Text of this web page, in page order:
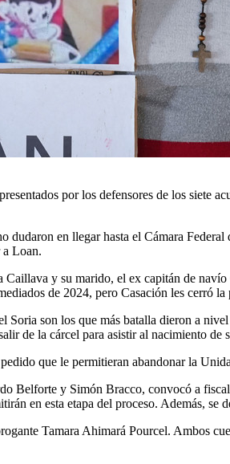
por los defensores de los siete
en llegar hasta el Cámara
a Loan.
y su marido, el ex capitán de
de 2024, pero Casación les cerró la
son los que más batalla dieron a
de la cárcel para asistir al nacimiento de
que le permitieran abandonar la
Belforte y Simón Bracco, convocó a
en esta etapa del proceso. Además, se
Tamara Ahimará Pourcel. Ambos